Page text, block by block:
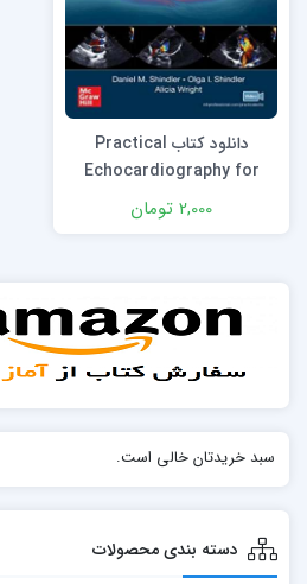
دانلود كتاب Practical
Echocardiography for
Cardiac Sonographers 1st
Edition
2,000 تومان
سبد خریدتان خالی است.
دسته بندی محصولات